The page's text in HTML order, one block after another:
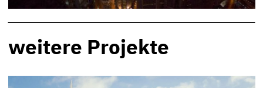
weitere Projekte